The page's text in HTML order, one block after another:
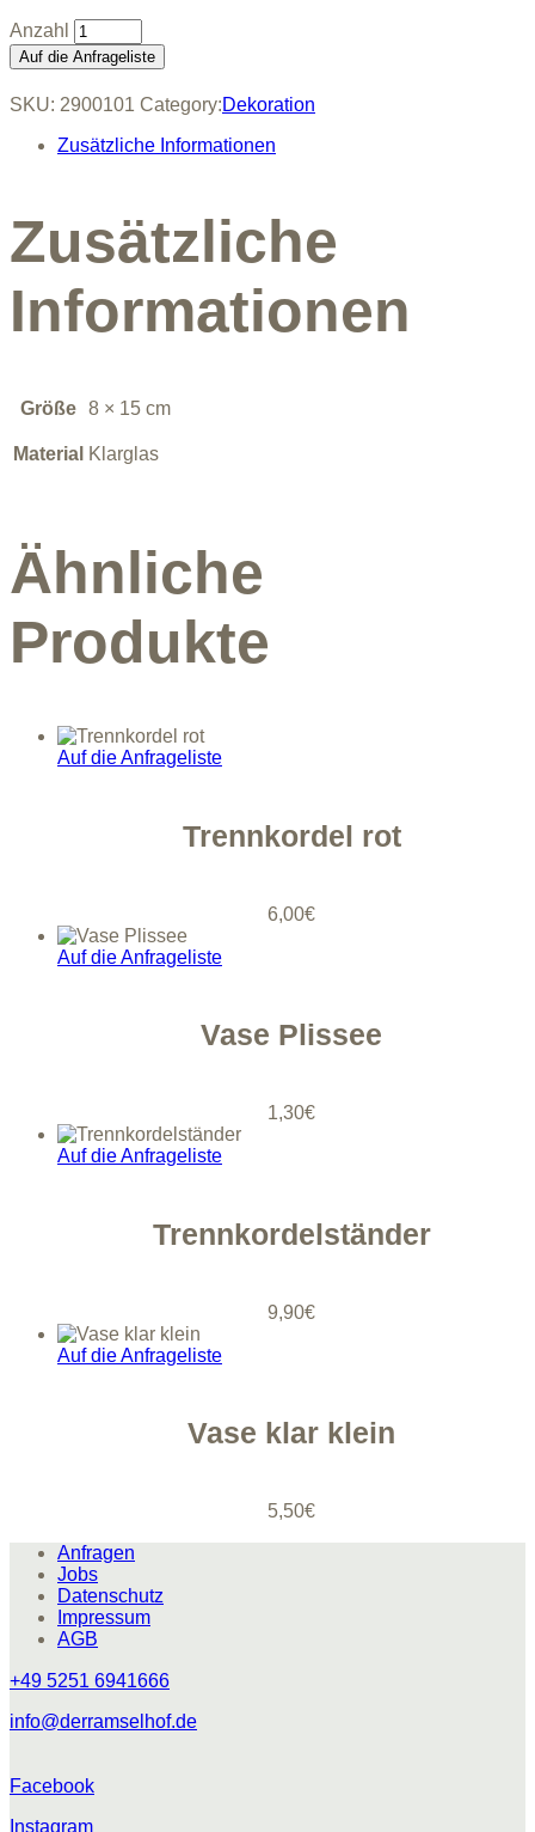
Vase
Pure
quantity
Auf die Anfrageliste
SKU: 2900101 Category:Dekoration
Zusätzliche Informationen
Zusätzliche
Informationen
Größe 8 × 15 cm
Material Klarglas
Ähnliche
Produkte
Auf die Anfrageliste
Trennkordel rot
6,00€
Auf die Anfrageliste
Vase Plissee
1,30€
Auf die Anfrageliste
Trennkordelständer
9,90€
Auf die Anfrageliste
Vase klar klein
5,50€
Anfragen
Jobs
Datenschutz
Impressum
AGB
+49 5251 6941666
info@derramselhof.de
Facebook
Instagram